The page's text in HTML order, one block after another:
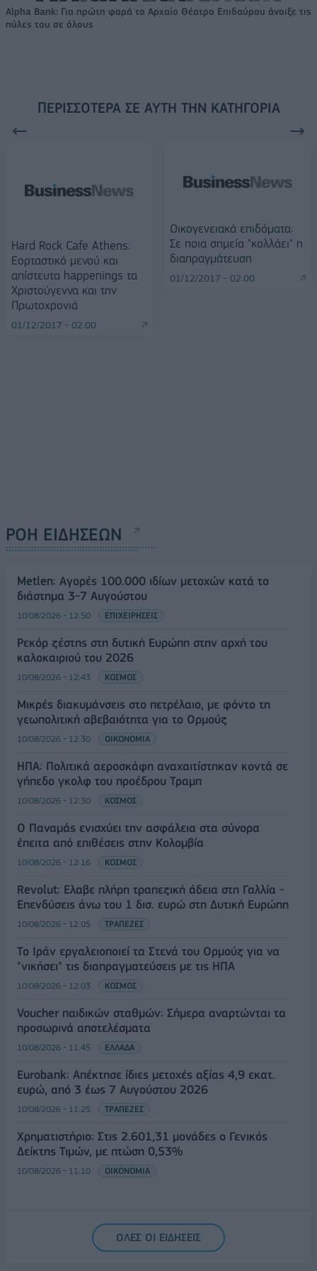
Alpha Bank: Για πρώτη φορά το Αρχαίο Θέατρο Επιδαύρου άνοιξε τις
πύλες του σε όλους
ΠΕΡΙΣΣΌΤΕΡΑ ΣΕ ΑΥΤΉ ΤΗΝ ΚΑΤΗΓΟΡΊΑ
Hard Rock Cafe Athens:
Εορταστικό μενού και
απίστευτα happenings τα
Χριστούγεννα και την
Πρωτοχρονιά
01/12/2017 - 02:00
Οικογενειακά επιδόματα:
Σε ποια σημεία "κολλάει" η
διαπραγμάτευση
01/12/2017 - 02:00
ΡΟΗ ΕΙΔΗΣΕΩΝ
Metlen: Αγορές 100.000 ιδίων μετοχών κατά το
διάστημα 3-7 Αυγούστου
10/08/2026 - 12:50 ΕΠΙΧΕΙΡΗΣΕΙΣ
Ρεκόρ ζέστης στη δυτική Ευρώπη στην αρχή του
καλοκαιριού του 2026
10/08/2026 - 12:43 ΚΟΣΜΟΣ
Μικρές διακυμάνσεις στο πετρέλαιο, με φόντο τη
γεωπολιτική αβεβαιότητα για το Ορμούζ
10/08/2026 - 12:30 ΟΙΚΟΝΟΜΙΑ
ΗΠΑ: Πολιτικά αεροσκάφη αναχαιτίστηκαν κοντά σε
γήπεδο γκολφ του προέδρου Τραμπ
10/08/2026 - 12:30 ΚΟΣΜΟΣ
Ο Παναμάς ενισχύει την ασφάλεια στα σύνορα
έπειτα από επιθέσεις στην Κολομβία
10/08/2026 - 12:16 ΚΟΣΜΟΣ
Revolut: Ελαβε πλήρη τραπεζική άδεια στη Γαλλία -
Επενδύσεις άνω του 1 δισ. ευρώ στη Δυτική Ευρώπη
10/08/2026 - 12:05 ΤΡΑΠΕΖΕΣ
Το Ιράν εργαλειοποιεί τα Στενά του Ορμούζ για να
"νικήσει" τις διαπραγματεύσεις με τις ΗΠΑ
10/08/2026 - 12:03 ΚΟΣΜΟΣ
Voucher παιδικών σταθμών: Σήμερα αναρτώνται τα
προσωρινά αποτελέσματα
10/08/2026 - 11:45 ΕΛΛΑΔΑ
Eurobank: Απέκτησε ίδιες μετοχές αξίας 4,9 εκατ.
ευρώ, από 3 έως 7 Αυγούστου 2026
10/08/2026 - 11:25 ΤΡΑΠΕΖΕΣ
Χρηματιστήριο: Στις 2.601,31 μονάδες ο Γενικός
Δείκτης Τιμών, με πτώση 0,53%
10/08/2026 - 11:10 ΟΙΚΟΝΟΜΙΑ
ΟΛΕΣ ΟΙ ΕΙΔΗΣΕΙΣ